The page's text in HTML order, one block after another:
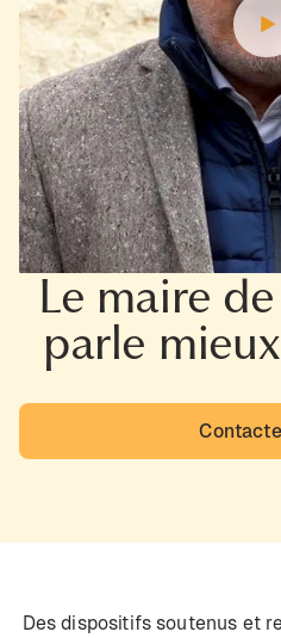
Le maire
parle
Des dispositifs soutenus et